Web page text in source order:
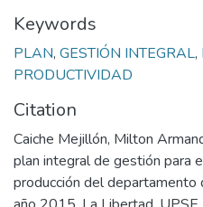
Keywords
PLAN, GESTIÓN INTEGRAL,
PRODUCTIVIDAD
Citation
Caiche Mejillón, Milton
plan integral de gestión para
producción del departamento